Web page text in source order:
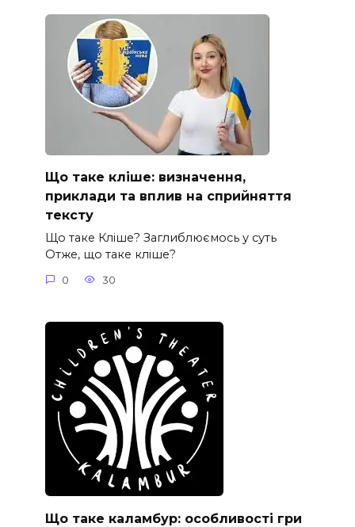
Що таке кліше: визначення,
приклади та вплив на сприйняття
тексту
Що таке Кліше? Заглиблюємось у суть
Отже, що таке кліше?
0 30
Що таке каламбур: особливості гри